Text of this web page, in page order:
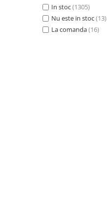
In stoc(1305)
Nu este in stoc(13)
La comanda(16)